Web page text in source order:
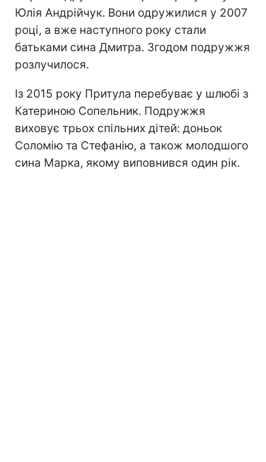
Юлія Андрійчук. Вони одружилися у 2007
році, а вже наступного року стали
батьками сина Дмитра. Згодом подружжя
розлучилося.
Із 2015 року Притула перебуває у шлюбі з
Катериною Сопельник. Подружжя
виховує трьох спільних дітей: доньок
Соломію та Стефанію, а також молодшого
сина Марка, якому виповнився один рік.